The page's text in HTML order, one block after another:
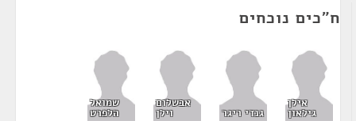
ח"כים נוכחים
אילן
גילאון גנדי ריגר
אבשלום
וילן
שמואל
הלפרט